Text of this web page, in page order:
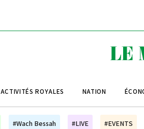
ACTIVITÉS ROYALES NATION
#Wach Bessah #LIVE #EVENTS